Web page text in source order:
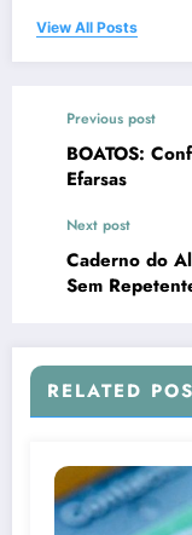
View All Posts
Previous post
BOATOS:
Efarsas
Next post
Caderno do
Sem
RELATED